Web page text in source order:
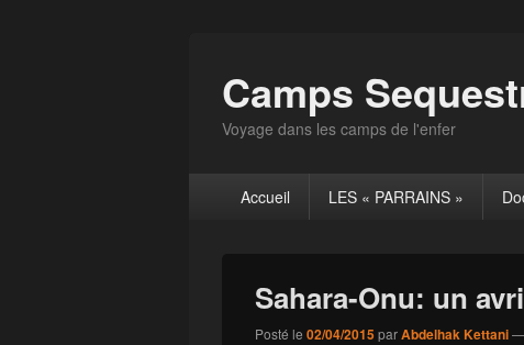
Camps
Voyage dans les camps de l'enfer
principalAccueil LES « PARRAINS »
Sahara-Onu: un
Posté le 02/04/2015parAbdelhak Kettani—